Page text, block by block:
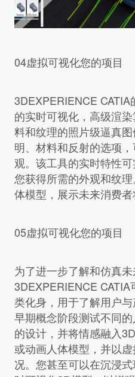
04虚拟可视化您的项目
3DEXPERIENCE
的实时可视化，高级渲
料和纹理的照片级逼真
明、材料和反射的选项
观。该工具的实时特性
您获得所需的外观和纹
体模型，展示未来消费者
05虚拟可视化您的项目
为了进一步了解和仿真未
3DEXPERIENCE
类化身，用于了解用户
早期概念阶段测试不同
的设计，并将情感融入
或动画人体模型，并以
况。您甚至可以在沉浸